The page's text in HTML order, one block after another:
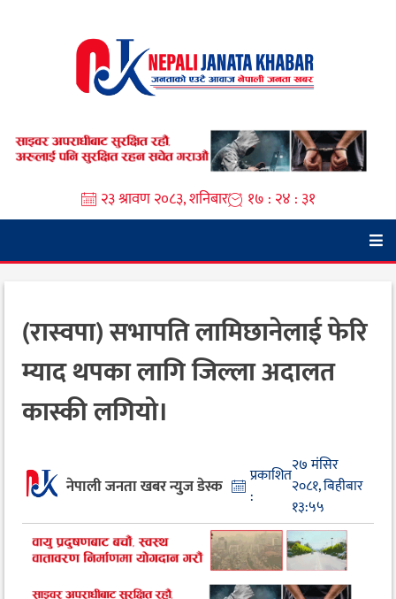
२३ श्रावण २०८३, शनिबार १७ : २४ : ३२
(रास्वपा) सभापति लामिछानेलाई फेरि
म्याद थपका लागि जिल्ला अदालत
कास्की लगियो।
नेपाली जनता खबर न्युज डेस्क
प्रकाशित
:
२७ मंसिर
२०८१, बिहीबार
१३:५५